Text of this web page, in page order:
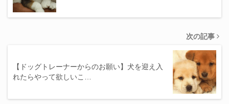
次の記事
【ドッグトレーナーからのお願い】犬を迎え入
れたらやって欲しいこ…